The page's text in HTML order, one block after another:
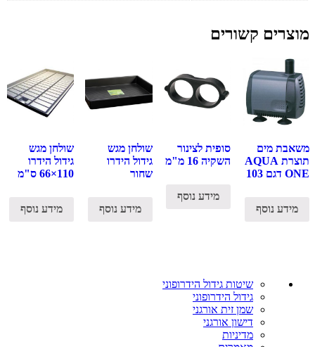
מוצרים קשורים
משאבת מים
תוצרת AQUA
ONE דגם 103
מידע נוסף
סופית לצינור
השקיה 16 מ"מ
מידע נוסף
שולחן מגש
גידול הידרו
שחור
מידע נוסף
שולחן מגש
גידול הידרו
110×66 ס"מ
מידע נוסף
שיטות גידול הידרופוני
גידול הידרופוני
שמן זית אורגני
דישון אורגני
מדיניות